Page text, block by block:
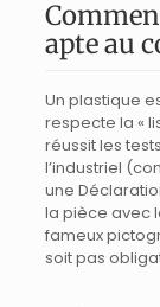
apte au
Un plastique
respecte la «
réussit les
l’industriel
une
la pièce avec
fameux
soit pas